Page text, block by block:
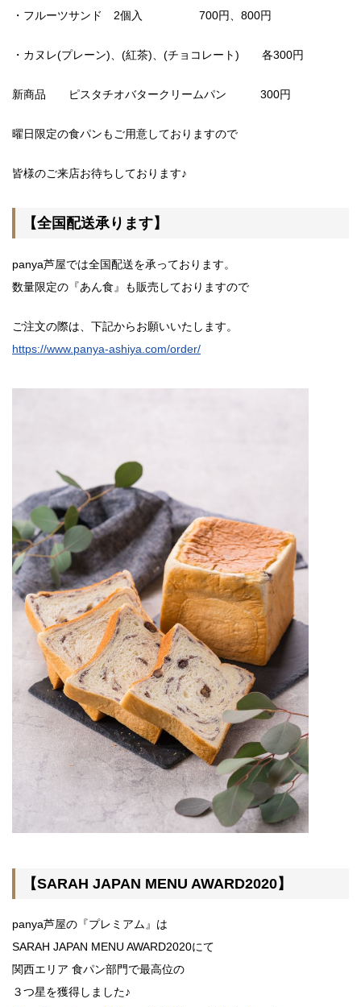
・フルーツサンド 2個入 700円、800円
・カヌレ(プレーン)、(紅茶)、(チョコレート) 各300円
新商品 ピスタチオバタークリームパン 300円
曜日限定の食パンもご用意しておりますので
皆様のご来店お待ちしております♪
【全国配送承ります】
panya芦屋では全国配送を承っております。
数量限定の『あん食』も販売しておりますので
ご注文の際は、下記からお願いいたします。
https://www.panya-ashiya.com/order/
【SARAH JAPAN MENU AWARD2020】
panya芦屋の『プレミアム』は
SARAH JAPAN MENU AWARD2020にて
関西エリア 食パン部門で最高位の
３つ星を獲得しました♪